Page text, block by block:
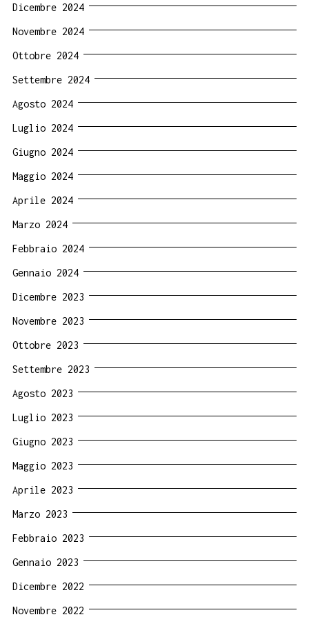
Dicembre 2024
Novembre 2024
Ottobre 2024
Settembre 2024
Agosto 2024
Luglio 2024
Giugno 2024
Maggio 2024
Aprile 2024
Marzo 2024
Febbraio 2024
Gennaio 2024
Dicembre 2023
Novembre 2023
Ottobre 2023
Settembre 2023
Agosto 2023
Luglio 2023
Giugno 2023
Maggio 2023
Aprile 2023
Marzo 2023
Febbraio 2023
Gennaio 2023
Dicembre 2022
Novembre 2022